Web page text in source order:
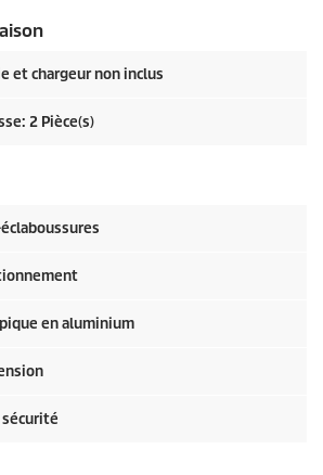
et chargeur non inclus
2 Pièce(s)
en aluminium